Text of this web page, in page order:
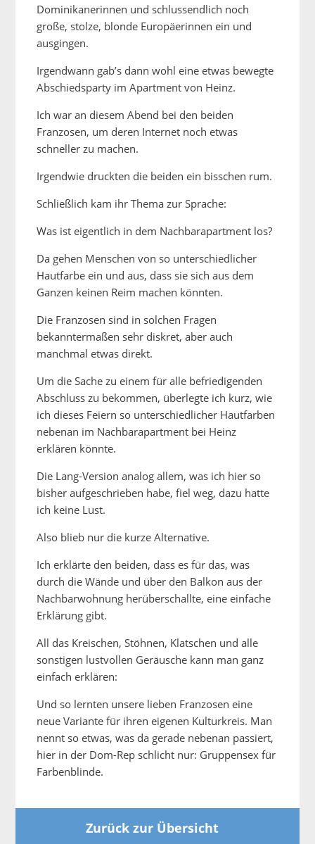
Dominikanerinnen und schlussendlich noch
große, stolze, blonde Europäerinnen ein und
ausgingen.
Irgendwann gab’s dann wohl eine etwas bewegte
Abschiedsparty im Apartment von Heinz.
Ich war an diesem Abend bei den beiden
Franzosen, um deren Internet noch etwas
schneller zu machen.
Irgendwie druckten die beiden ein bisschen rum.
Schließlich kam ihr Thema zur Sprache:
Was ist eigentlich in dem Nachbarapartment los?
Da gehen Menschen von so unterschiedlicher
Hautfarbe ein und aus, dass sie sich aus dem
Ganzen keinen Reim machen könnten.
Die Franzosen sind in solchen Fragen
bekanntermaßen sehr diskret, aber auch
manchmal etwas direkt.
Um die Sache zu einem für alle befriedigenden
Abschluss zu bekommen, überlegte ich kurz, wie
ich dieses Feiern so unterschiedlicher Hautfarben
nebenan im Nachbarapartment bei Heinz
erklären könnte.
Die Lang-Version analog allem, was ich hier so
bisher aufgeschrieben habe, fiel weg, dazu hatte
ich keine Lust.
Also blieb nur die kurze Alternative.
Ich erklärte den beiden, dass es für das, was
durch die Wände und über den Balkon aus der
Nachbarwohnung herüberschallte, eine einfache
Erklärung gibt.
All das Kreischen, Stöhnen, Klatschen und alle
sonstigen lustvollen Geräusche kann man ganz
einfach erklären:
Und so lernten unsere lieben Franzosen eine
neue Variante für ihren eigenen Kulturkreis. Man
nennt so etwas, was da gerade nebenan passiert,
hier in der Dom-Rep schlicht nur: Gruppensex für
Farbenblinde.
Zurück zur Übersicht